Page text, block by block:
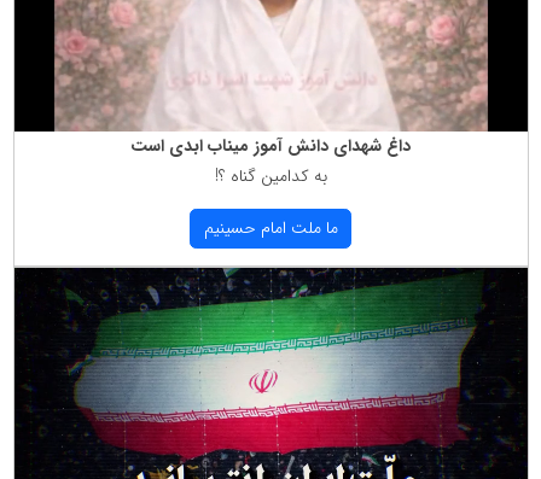
داغ شهدای دانش آموز میناب ابدی است
به كدامین گناه ؟!
ما ملت امام حسینیم